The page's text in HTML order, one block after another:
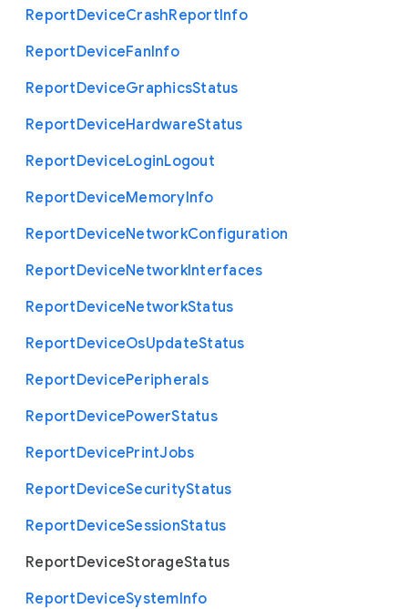
ReportDeviceCrashReportInfo
ReportDeviceFanInfo
ReportDeviceGraphicsStatus
ReportDeviceHardwareStatus
ReportDeviceLoginLogout
ReportDeviceMemoryInfo
ReportDeviceNetworkConfiguration
ReportDeviceNetworkInterfaces
ReportDeviceNetworkStatus
ReportDeviceOsUpdateStatus
ReportDevicePeripherals
ReportDevicePowerStatus
ReportDevicePrintJobs
ReportDeviceSecurityStatus
ReportDeviceSessionStatus
ReportDeviceStorageStatus
ReportDeviceSystemInfo